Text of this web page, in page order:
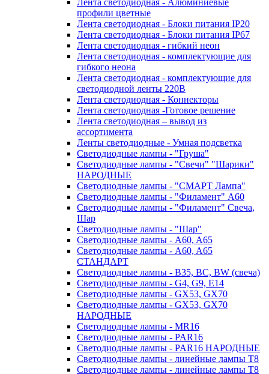
Лента светодиодная - Алюминиевые
профили цветные
Лента светодиодная - Блоки питания IP20
Лента светодиодная - Блоки питания IP67
Лента светодиодная - гибкий неон
Лента светодиодная - комплектующие для
гибкого неона
Лента светодиодная - комплектующие для
светодиодной ленты 220В
Лента светодиодная - Коннекторы
Лента светодиодная -Готовое решение
Лента светодиодная – вывод из
ассортимента
Ленты светодиодные - Умная подсветка
Светодиодные лампы - "Груша"
Светодиодные лампы - "Свечи" "Шарики"
НАРОДНЫЕ
Светодиодные лампы - "СМАРТ Лампа"
Светодиодные лампы - "Филамент" A60
Светодиодные лампы - "Филамент" Свеча,
Шар
Светодиодные лампы - "Шар"
Светодиодные лампы - A60, A65
Светодиодные лампы - A60, A65
СТАНДАРТ
Светодиодные лампы - B35, BC, BW (свеча)
Светодиодные лампы - G4, G9, Е14
Светодиодные лампы - GX53, GX70
Светодиодные лампы - GX53, GX70
НАРОДНЫЕ
Светодиодные лампы - MR16
Светодиодные лампы - PAR16
Светодиодные лампы - PAR16 НАРОДНЫЕ
Светодиодные лампы - линейные лампы T8
Светодиодные лампы - линейные лампы T8